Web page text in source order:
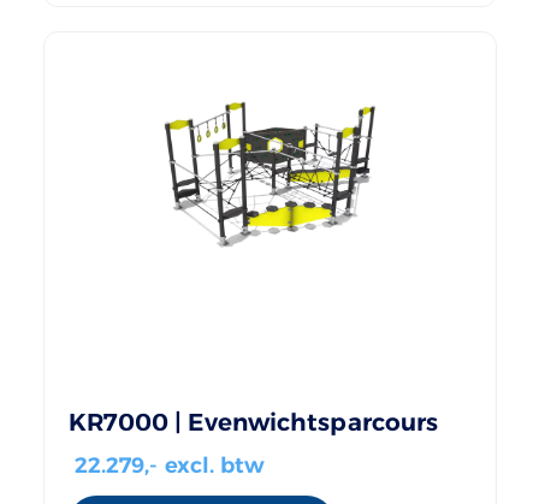
KR7000 | Evenwichtsparcours
22.279,- excl. btw